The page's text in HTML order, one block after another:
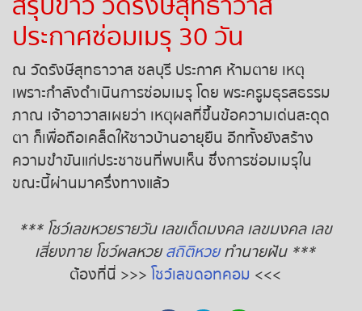
ประกาศซ่อมเมรุ 30 วัน
ณ วัดรังษีสุทธาวาส ชลบุรี ประกาศ ห้ามตาย เหตุ
เพราะกำลังดำเนินการซ่อมเมรุ โดย พระครูมธุรสธรรม
ภาณ เจ้าอาวาสเผยว่า เหตุผลที่ขึ้นข้อความเด่นสะดุด
ตา ก็เพื่อถือเคล็ดให้ชาวบ้านอายุยืน อีกทั้งยังสร้าง
ความขำขันแก่ประชาชนที่พบเห็น ซึ่งการซ่อมเมรุใน
ขณะนี้ผ่านมาครึ่งทางแล้ว
*** โชว์เลขหวยรายวัน เลขเด็ดมงคล เลขมงคล เลข
เสี่ยงทาย โชว์ผลหวยสถิติหวยทำนายฝัน ***
ต้องที่นี่ >>> โชว์เลขดอทคอม <<<